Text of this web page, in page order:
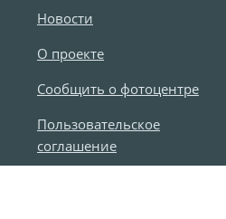
Новости
О проекте
Сообщить о фотоцентре
Пользовательское
соглашение